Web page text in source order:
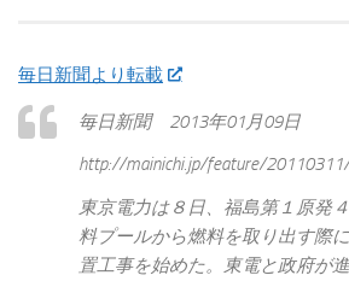
毎日新聞より転載
毎日新聞 2013年01月09日
http://mainichi.jp/feature/
東京電力は８日、福島第１原発
料プールから燃料を取り出す際
置工事を始めた。東電と政府が